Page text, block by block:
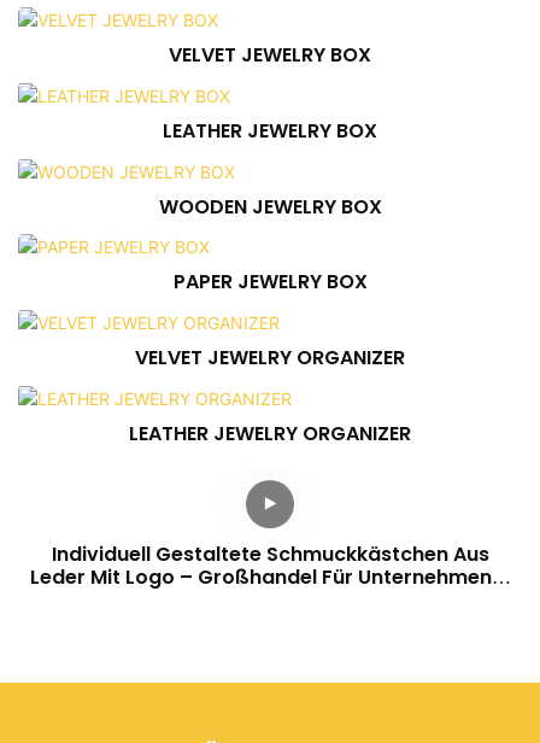
VELVET JEWELRY BOX
LEATHER JEWELRY BOX
WOODEN JEWELRY BOX
PAPER JEWELRY BOX
VELVET JEWELRY ORGANIZER
LEATHER JEWELRY ORGANIZER
Individuell Gestaltete Schmuckkästchen Aus
Leder Mit Logo – Großhandel Für Unternehmen –